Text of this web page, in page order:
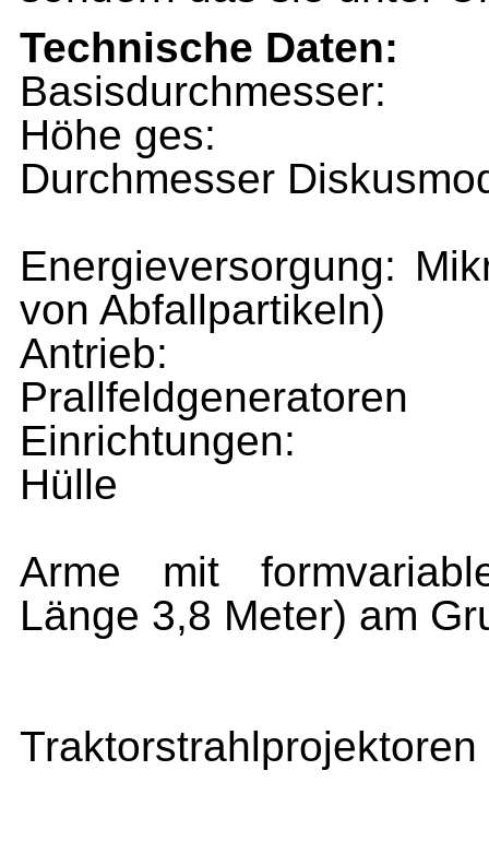
Technische Daten:
Höhe ges:
Durchmesser
Energieversorgung:
von Abfallpartikeln)
Antrieb: Mikro-
Prallfeldgeneratoren
Einrichtungen:
Hülle
Arme mit
Länge 3,8 Meter) am
Traktorstrahlprojektoren